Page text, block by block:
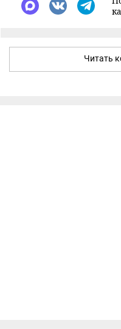
Читать